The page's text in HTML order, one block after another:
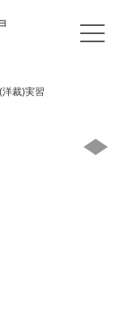
洋裁)実習